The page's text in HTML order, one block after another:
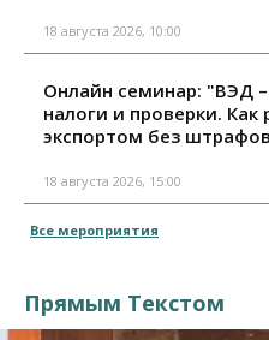
18 августа 2026, 10:00
Онлайн семинар: "ВЭД
налоги и проверки.
экспортом без
18 августа 2026, 15:00
Все мероприятия
Прямым Текстом